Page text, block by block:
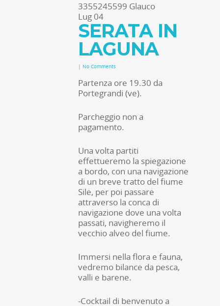
3355245599 Glauco
Lug 04
SERATA IN
LAGUNA
| No Comments
Partenza ore 19.30 da
Portegrandi (ve).
Parcheggio non a
pagamento.
Una volta partiti
effettueremo la spiegazione
a bordo, con una navigazione
di un breve tratto del fiume
Sile, per poi passare
attraverso la conca di
navigazione dove una volta
passati, navigheremo il
vecchio alveo del fiume.
Immersi nella flora e fauna,
vedremo bilance da pesca,
valli e barene.
-Cocktail di benvenuto a